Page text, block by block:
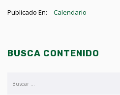
Publicado En: Calendario
BUSCA CONTENIDO